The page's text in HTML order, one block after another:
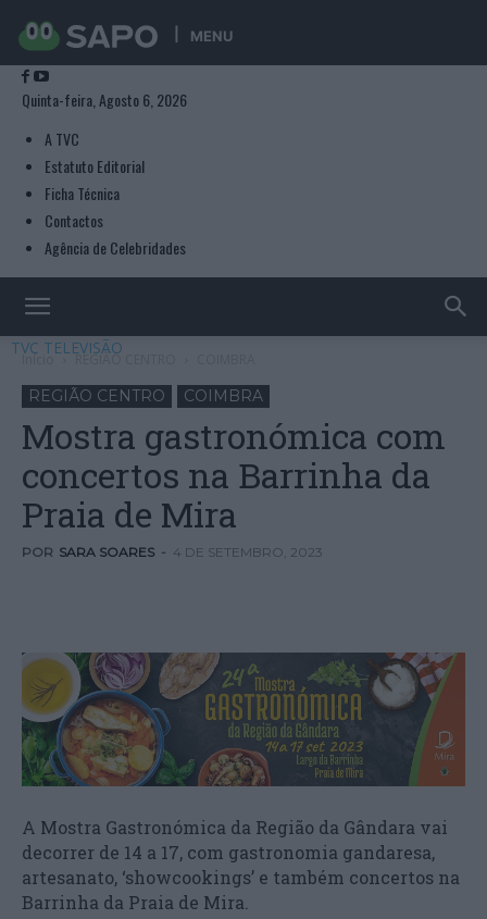
MENU
Quinta-feira, Agosto 6, 2026
A TVC
Estatuto Editorial
Ficha Técnica
Contactos
Agência de Celebridades
TVC TELEVISÃO
Início REGIÃO CENTRO
REGIÃO CENTRO COIMBRA
Mostra gastronómica com
concertos na Barrinha da
Praia de Mira
POR SARA SOARES - 4 DE SETEMBRO, 2023
A Mostra Gastronómica da Região da Gândara vai
decorrer de 14 a 17, com gastronomia gandaresa,
artesanato, ‘showcookings’ e também concertos na
Barrinha da Praia de Mira.